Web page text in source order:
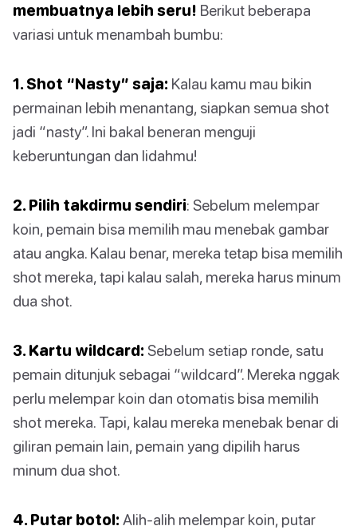
membuatnya lebih seru! Berikut beberapa
variasi untuk menambah bumbu:
1. Shot “Nasty” saja: Kalau kamu mau bikin
permainan lebih menantang, siapkan semua shot
jadi “nasty”. Ini bakal beneran menguji
keberuntungan dan lidahmu!
2. Pilih takdirmu sendiri: Sebelum melempar
koin, pemain bisa memilih mau menebak gambar
atau angka. Kalau benar, mereka tetap bisa memilih
shot mereka, tapi kalau salah, mereka harus minum
dua shot.
3. Kartu wildcard: Sebelum setiap ronde, satu
pemain ditunjuk sebagai “wildcard”. Mereka nggak
perlu melempar koin dan otomatis bisa memilih
shot mereka. Tapi, kalau mereka menebak benar di
giliran pemain lain, pemain yang dipilih harus
minum dua shot.
4. Putar botol: Alih-alih melempar koin, putar